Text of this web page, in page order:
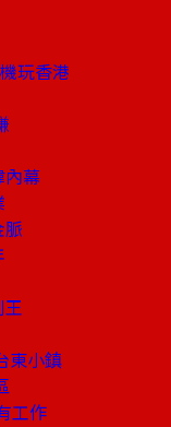
玩香港
幕
東小鎮
工作